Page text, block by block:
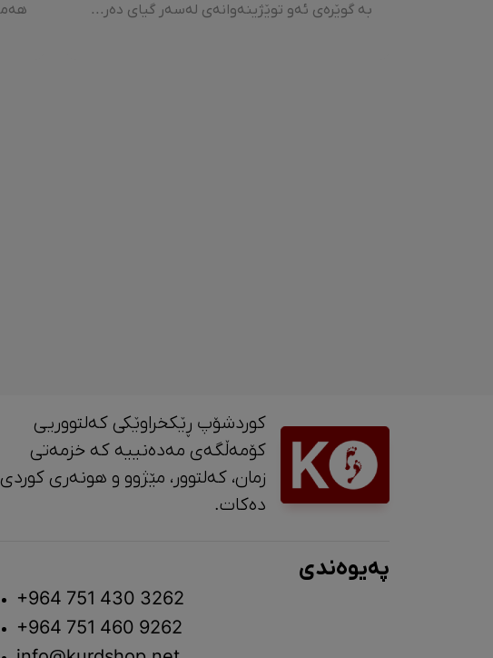
بە گوێرەی ئەو توێژینەوانەی لەسەر گیای دەرمانی کراوە، دەرکەوتووە لە چیاکانی هەر چوار پارچەی کوردستان زیاتر لە 2000 جۆر گیای دەرمانی لە ناوچە شاخاوییەکانی کوردستان هەیە
کوردشۆپ ڕێکخراوێکی کەلتووریی
کۆمەڵگەی مەدەنییە کە خزمەتی
زمان، کەلتوور، مێژوو و ‎هونەری کوردی
دەکات.
پەیوەندی
+964 751 430 3262
+964 751 460 9262